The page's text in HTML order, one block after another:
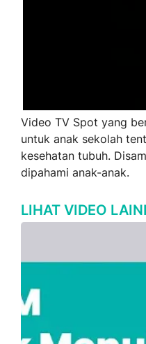
Video TV Spot yang
untuk anak sekolah
kesehatan tubuh.
dipahami anak-anak.
LIHAT VIDEO